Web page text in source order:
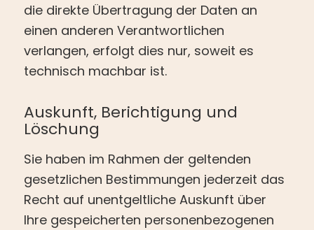
die direkte Übertragung der Daten an
einen anderen Verantwortlichen
verlangen, erfolgt dies nur, soweit es
technisch machbar ist.
Auskunft, Berichtigung und
Löschung
Sie haben im Rahmen der geltenden
gesetzlichen Bestimmungen jederzeit das
Recht auf unentgeltliche Auskunft über
Ihre gespeicherten personenbezogenen